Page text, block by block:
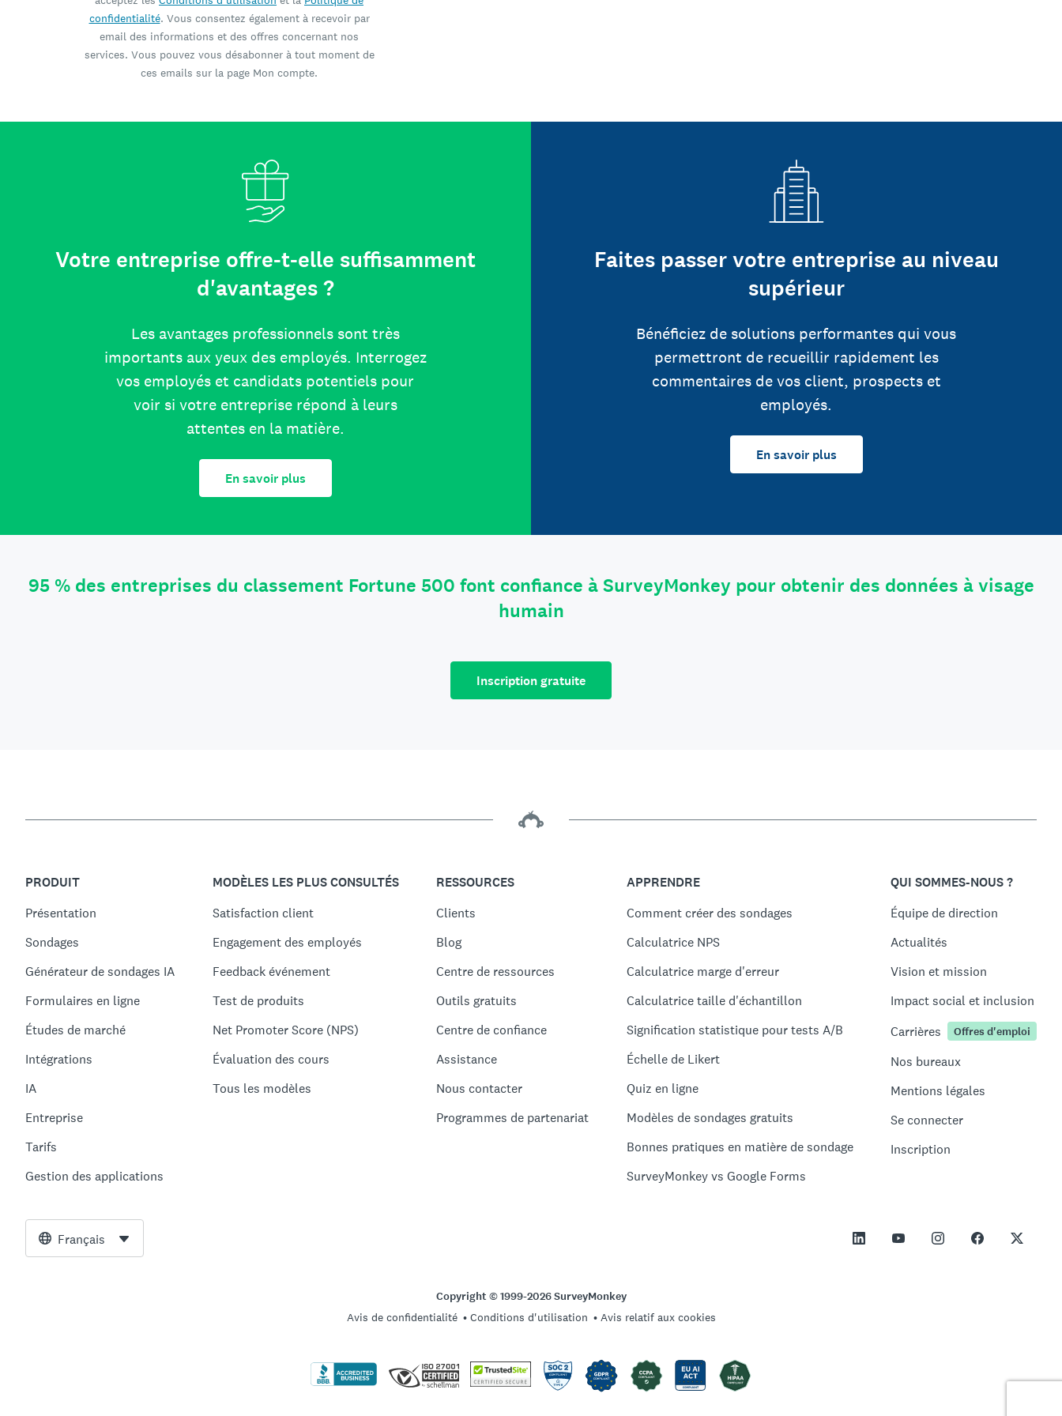
confidentialité. Vous consentez également à recevoir par
email des informations et des offres concernant nos
services. Vous pouvez vous désabonner à tout moment de
ces emails sur la page Mon compte.
Votre entreprise offre-t-elle suffisamment
d'avantages ?
Les avantages professionnels sont très
importants aux yeux des employés. Interrogez
vos employés et candidats potentiels pour
voir si votre entreprise répond à leurs
attentes en la matière.
En savoir plus
Faites passer votre entreprise au niveau
supérieur
Bénéficiez de solutions performantes qui vous
permettront de recueillir rapidement les
commentaires de vos client, prospects et
employés.
En savoir plus
95 % des entreprises du classement Fortune 500 font confiance à SurveyMonkey pour obtenir des données à visage
humain
Inscription gratuite
PRODUIT
Présentation
Sondages
Générateur de sondages IA
Formulaires en ligne
Études de marché
Intégrations
IA
Entreprise
Tarifs
Gestion des applications
MODÈLES LES PLUS CONSULTÉS
Satisfaction client
Engagement des employés
Feedback événement
Test de produits
Net Promoter Score (NPS)
Évaluation des cours
Tous les modèles
RESSOURCES
Clients
Blog
Centre de ressources
Outils gratuits
Centre de confiance
Assistance
Nous contacter
Programmes de partenariat
APPRENDRE
Comment créer des sondages
Calculatrice NPS
Calculatrice marge d'erreur
Calculatrice taille d'échantillon
Signification statistique pour tests A/B
Échelle de Likert
Quiz en ligne
Modèles de sondages gratuits
Bonnes pratiques en matière de sondage
SurveyMonkey vs Google Forms
QUI SOMMES-NOUS ?
Équipe de direction
Actualités
Vision et mission
Impact social et inclusion
Carrières
Offres d'emploi
Nos bureaux
Mentions légales
Se connecter
Inscription
Français
Copyright © 1999-2026 SurveyMonkey
Avis de confidentialité Conditions d'utilisation Avis relatif aux cookies